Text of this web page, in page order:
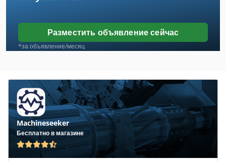
Линия
Линия Приготовления
Молочные Продукты
Прессовое Оборудование
Производственная Линия
Производство
Производство Энергии
Разместить объявление сейчас
*за объявление/месяц
Machineseeker
Бесплатно в магазине